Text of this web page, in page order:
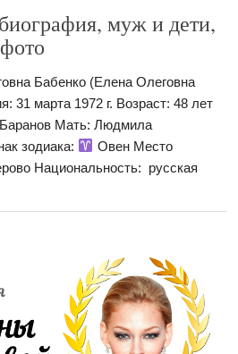
муж и дети,
Бабенко (Елена Олеговна
31 марта 1972 г. Возраст: 48 лет
Мать: Людмила
зодиака:
Овен Место
Национальность: русская